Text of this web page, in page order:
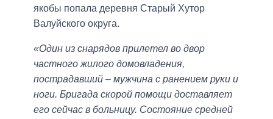
якобы попала деревня Старый Хутор
Валуйского округа.
«Один из снарядов прилетел во двор
частного жилого домовладения,
пострадавший – мужчина с ранением руки и
ноги. Бригада скорой помощи доставляет
его сейчас в больницу. Состояние средней